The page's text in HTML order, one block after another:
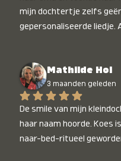
mijn dochtertje zelfs
gepersonaliseerde liedje.
Mathilde Hol
3 maanden geleden
De smile van mijn
haar naam hoorde. Koes
naar-bed-ritueel